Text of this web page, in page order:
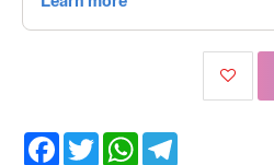
Twitter
WhatsAppTelegram